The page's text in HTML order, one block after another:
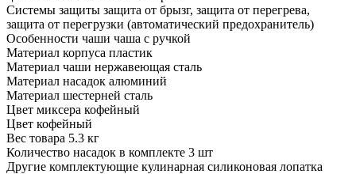
Системы защиты защита от брызг, защита от перегрева,
защита от перегрузки (автоматический предохранитель)
Особенности чаши чаша с ручкой
Материал корпуса пластик
Материал чаши нержавеющая сталь
Материал насадок алюминий
Материал шестерней сталь
Цвет миксера кофейный
Цвет кофейный
Вес товара 5.3 кг
Количество насадок в комплекте 3 шт
Другие комплектующие кулинарная силиконовая лопатка